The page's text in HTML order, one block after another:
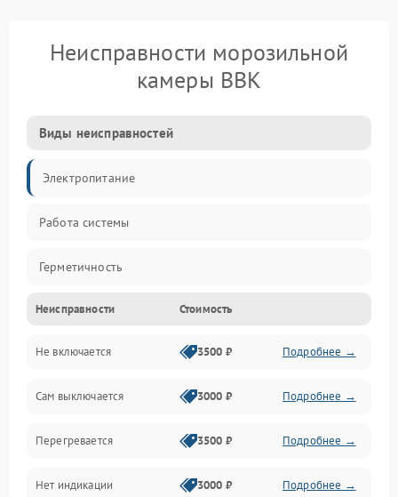
Неисправности морозильной
камеры BBK
Виды неисправностей
Электропитание
Работа системы
Герметичность
Механика
Неисправности Стоимость
Не включается 3500 ₽ Подробнее →
Сам выключается 3000 ₽ Подробнее →
Перегревается 3500 ₽ Подробнее →
Нет индикации 3000 ₽ Подробнее →